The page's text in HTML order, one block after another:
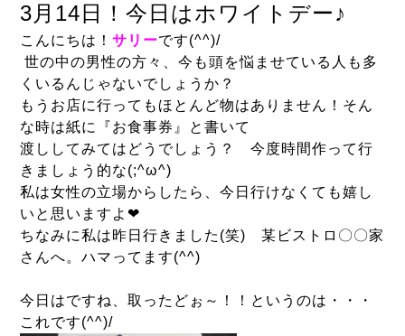
3月14日！今日はホワイトデー♪
こんにちは！ サリーです(^^)/
世の中の男性の方々、今も頭を悩ませている人も多
くいるんじゃないでしょうか？
もうお店に行ってもほとんど物はありません！そん
な時は紙に『お食事券』と書いて
渡ししてみてはどうでしょう？ 今度時間作って行
きましょう的な(;^ω^)
私は女性の立場からしたら、今日行けなくても嬉し
いと思いますよ❤
ちなみに私は昨日行きました(笑) 某ビストロ〇〇家
さんへ。ハマってます(^^)
今日はですね、取ったどぉ～！！というのは・・・
これです(^^)/